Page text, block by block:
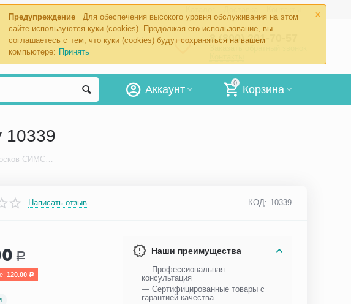
×
Предупреждение
Для обеспечения высокого уровня обслуживания на этом
сайте используются куки (cookies). Продолжая его использование, вы
соглашаетесь с тем, что куки (cookies) будут сохраняться на вашем
компьютере: Принять
8 (800) 201-70-57
0
Корзина
Аккаунт
10339
Приспособление для надевания носков СИМС2 Barry 10339
Написать отзыв КОД: 10339
Р
120.00 Р
Наши преимущества
— Профессиональная
консультация
— Сертифицированные товары с
гарантией качества